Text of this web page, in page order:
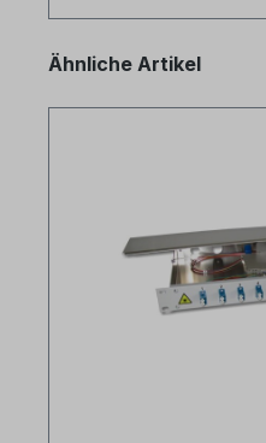
Produktgalerie überspringen
Ähnliche Artikel